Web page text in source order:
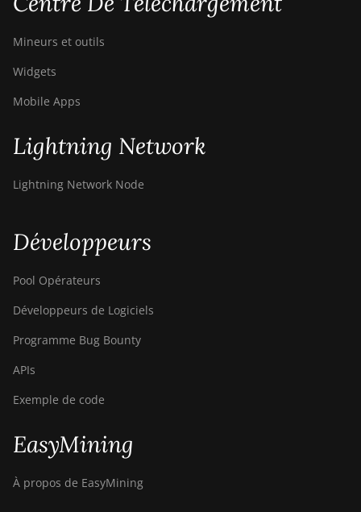
Mineurs et outils
Widgets
Mobile Apps
Lightning Network
Lightning Network Node
Développeurs
Pool Opérateurs
Développeurs de Logiciels
Programme Bug Bounty
APIs
Exemple de code
EasyMining
À propos de EasyMining